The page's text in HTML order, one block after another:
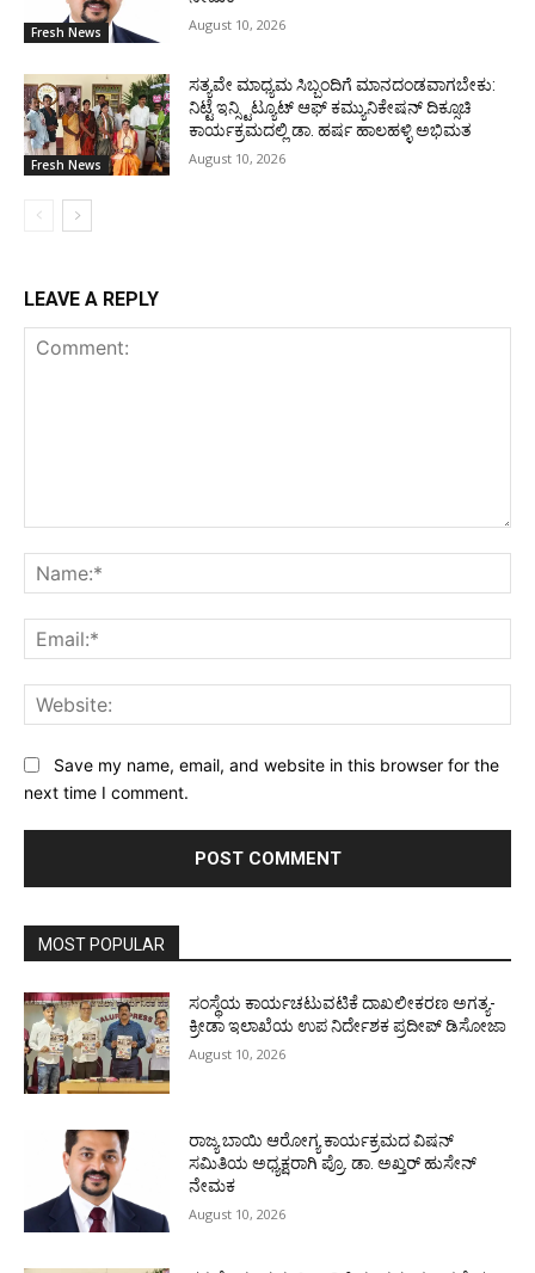
Fresh News August 10, 2026
Fresh News
ಸತ್ಯವೇ ಮಾಧ್ಯಮ ಸಿಬ್ಬಂದಿಗೆ ಮಾನದಂಡವಾಗಬೇಕು:
ನಿಟ್ಟೆ ಇನ್ಸ್ಟಿಟ್ಯೂಟ್ ಆಫ್ ಕಮ್ಯುನಿಕೇಷನ್ ದಿಕ್ಸೂಚಿ
ಕಾರ್ಯಕ್ರಮದಲ್ಲಿ ಡಾ. ಹರ್ಷ ಹಾಲಹಳ್ಳಿ ಅಭಿಮತ
August 10, 2026
LEAVE A REPLY
Save my name, email, and website in this browser for the
next time I comment.
MOST POPULAR
ಸಂಸ್ಥೆಯ ಕಾರ್ಯಚಟುವಟಿಕೆ ದಾಖಲೀಕರಣ ಅಗತ್ಯ-
ಕ್ರೀಡಾ ಇಲಾಖೆಯ ಉಪ ನಿರ್ದೇಶಕ ಪ್ರದೀಪ್ ಡಿಸೋಜಾ
August 10, 2026
ರಾಜ್ಯ ಬಾಯಿ ಆರೋಗ್ಯ ಕಾರ್ಯಕ್ರಮದ ವಿಷನ್
ಸಮಿತಿಯ ಅಧ್ಯಕ್ಷರಾಗಿ ಪ್ರೊ. ಡಾ. ಅಖ್ತರ್ ಹುಸೇನ್
ನೇಮಕ
August 10, 2026